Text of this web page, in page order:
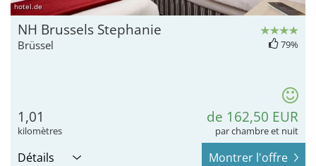
hotel.de
NH Brussels Stephanie
Brüssel 79%
1,01
kilomètres
de 162,50 EUR
par chambre et nuit
Détails Montrer l'offre